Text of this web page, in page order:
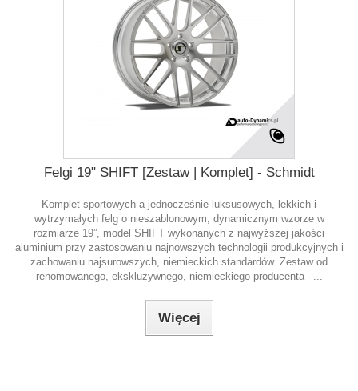
Felgi 19" SHIFT [Zestaw | Komplet] - Schmidt
Komplet sportowych a jednocześnie luksusowych, lekkich i
wytrzymałych felg o nieszablonowym, dynamicznym wzorze w
rozmiarze 19”, model SHIFT wykonanych z najwyższej jakości
aluminium przy zastosowaniu najnowszych technologii produkcyjnych i
zachowaniu najsurowszych, niemieckich standardów. Zestaw od
renomowanego, ekskluzywnego, niemieckiego producenta –...
Więcej